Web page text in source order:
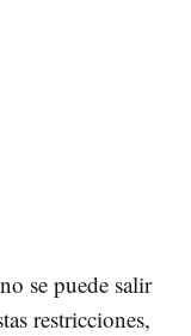
se puede salir
restricciones,